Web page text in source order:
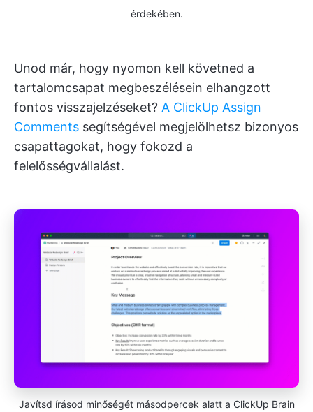
érdekében.
Unod már, hogy nyomon kell követned a
tartalomcsapat megbeszélésein elhangzott
fontos visszajelzéseket? A ClickUp Assign
Comments segítségével megjelölhetsz bizonyos
csapattagokat, hogy fokozd a
felelősségvállalást.
Javítsd írásod minőségét másodpercek alatt a ClickUp Brain